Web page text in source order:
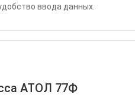
ввода данных.
АТОЛ 77Ф